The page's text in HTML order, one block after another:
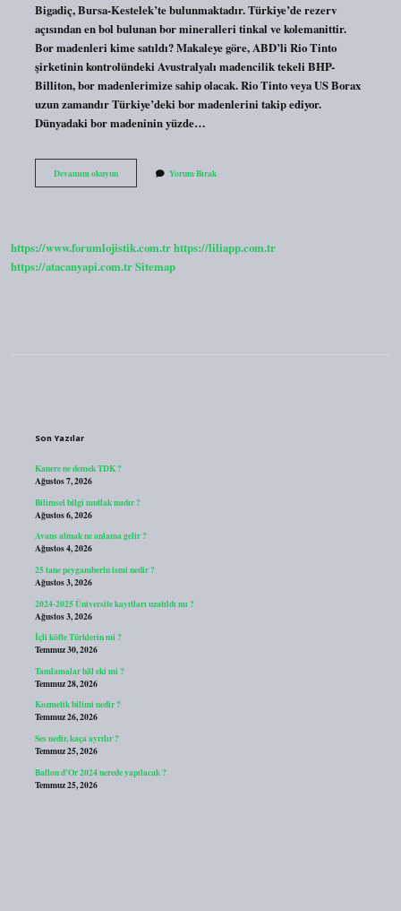
Bigadiç, Bursa-Kestelek’te bulunmaktadır. Türkiye’de rezerv
açısından en bol bulunan bor mineralleri tinkal ve kolemanittir.
Bor madenleri kime satıldı? Makaleye göre, ABD’li Rio Tinto
şirketinin kontrolündeki Avustralyalı madencilik tekeli BHP-
Billiton, bor madenlerimize sahip olacak. Rio Tinto veya US Borax
uzun zamandır Türkiye’deki bor madenlerini takip ediyor.
Dünyadaki bor madeninin yüzde…
Devamını okuyunTürkiyenin
Bor
Yorum Bırak
https://www.forumlojistik.com.trhttps://liliapp.com.tr
https://atacanyapi.com.trSitemap
Son Yazılar
Kanere ne demek TDK ?
Ağustos 7, 2026
Bilimsel bilgi mutlak mıdır ?
Ağustos 6, 2026
Avans almak ne anlama gelir ?
Ağustos 4, 2026
25 tane peygamberin ismi nedir ?
Ağustos 3, 2026
2024-2025 Üniversite kayıtları uzatıldı mı ?
Ağustos 3, 2026
İçli köfte Türklerin mi ?
Temmuz 30, 2026
Tamlamalar hâl eki mi ?
Temmuz 28, 2026
Kozmetik bilimi nedir ?
Temmuz 26, 2026
Ses nedir, kaça ayrılır ?
Temmuz 25, 2026
Ballon d’Or 2024 nerede yapılacak ?
Temmuz 25, 2026